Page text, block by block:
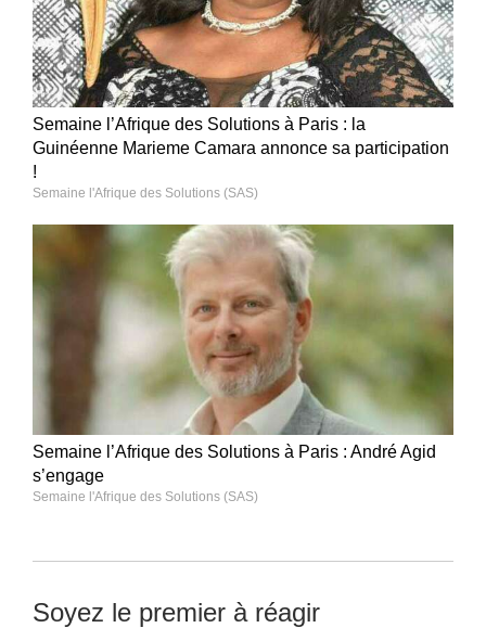
Semaine l’Afrique des Solutions à Paris : la
Guinéenne Marieme Camara annonce sa participation
!
Semaine l'Afrique des Solutions (SAS)
Semaine l’Afrique des Solutions à Paris : André Agid
s’engage
Semaine l'Afrique des Solutions (SAS)
Soyez le premier à réagir